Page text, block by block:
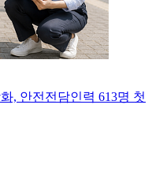
, 안전전담인력 613명 첫